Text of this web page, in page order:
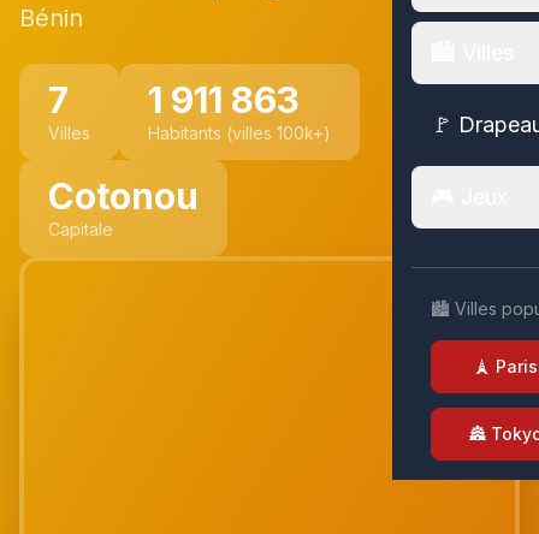
🚩
🏙️ Villes
🗼 Paris
🏯
Bénin
7
Villes
1 911 863
Habitants (villes 100k+)
Cotonou
Capitale